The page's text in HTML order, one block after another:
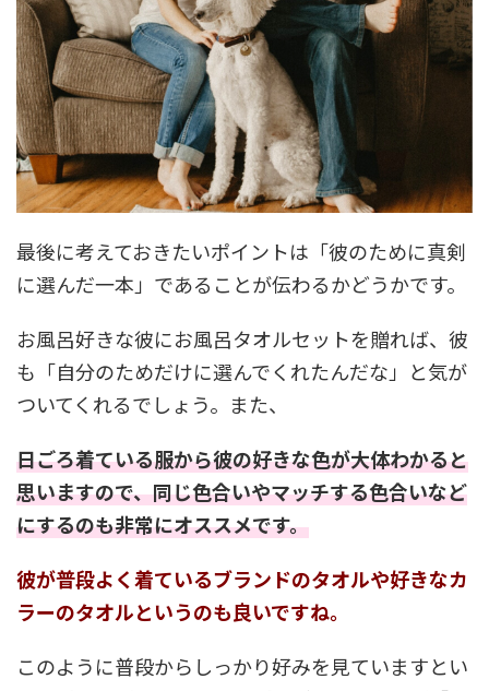
最後に考えておきたいポイントは「彼のために真剣
に選んだ一本」であることが伝わるかどうかです。
お風呂好きな彼にお風呂タオルセットを贈れば、彼
も「自分のためだけに選んでくれたんだな」と気が
ついてくれるでしょう。また、
日ごろ着ている服から彼の好きな色が大体わかると
思いますので、同じ色合いやマッチする色合いなど
にするのも非常にオススメです。
彼が普段よく着ているブランドのタオルや好きなカ
ラーのタオルというのも良いですね。
このように普段からしっかり好みを見ていますとい